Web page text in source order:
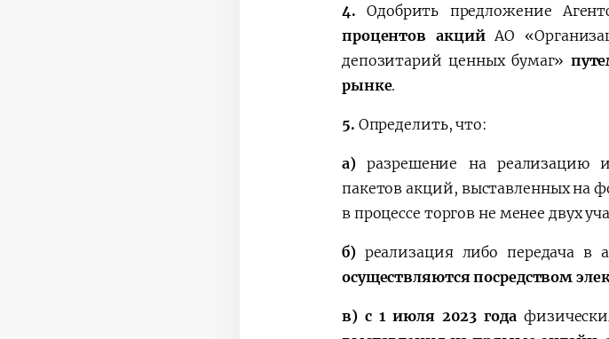
4. Одобрить предложение
процентов акцийАО
депозитарий ценных бумаг»
рынке.
5. Определить, что:
а)разрешение на реализацию и
пакетов акций, выставленных на
в процессе торгов не менее двух
б)реализация либо передача в
осуществляются посредством
в) с 1 июля 2023 года